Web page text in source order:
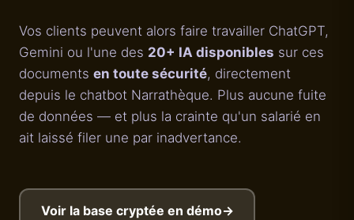
Vos clients peuvent alors faire travailler ChatGPT,
Gemini ou l'une des 20+ IA disponibles sur ces
documents en toute sécurité, directement
depuis le chatbot Narrathèque. Plus aucune fuite
de données — et plus la crainte qu'un salarié en
ait laissé filer une par inadvertance.
Voir la base cryptée en démo→